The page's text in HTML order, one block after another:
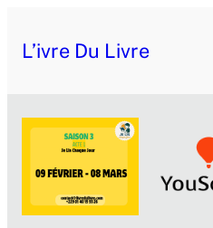
auL’ivre Du Livre